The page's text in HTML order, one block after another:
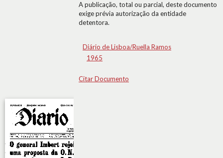
A publicação, total ou parcial, deste documento
exige prévia autorização da entidade
detentora.
Diário de Lisboa/Ruella Ramos
1965
Citar Documento